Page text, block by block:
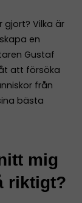
gjort? Vilka är
en
Gustaf
att försöka
från
bästa
mig
riktigt?